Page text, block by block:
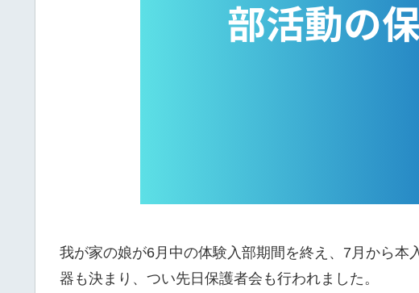
我が家の娘が6月中の体験入部期間を終え、7月から本
器も決まり、つい先日保護者会も行われました。